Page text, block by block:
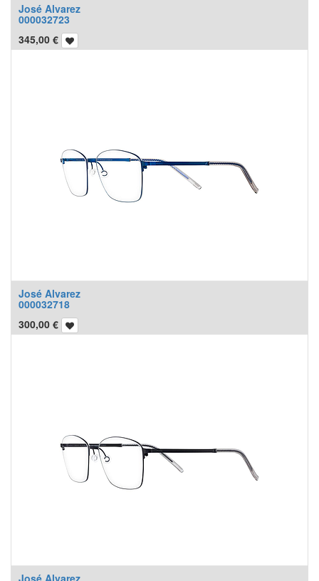
José Alvarez
000032723
345,00 €
José Alvarez
000032718
300,00 €
José Alvarez